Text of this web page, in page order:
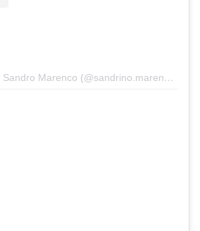
Un post condiviso da Sandro Marenco (@sandrino.marenco)